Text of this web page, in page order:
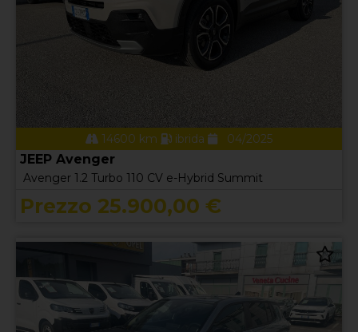
14600 km ibrida 04/2025
JEEP Avenger
Avenger 1.2 Turbo 110 CV e-Hybrid Summit
Prezzo 25.900,00 €